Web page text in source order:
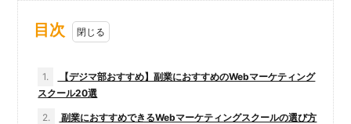
目次
1.
【デジマ部おすすめ】副業におすすめのWebマーケティング
スクール20選
2. 副業におすすめできるWebマーケティングスクールの選び方